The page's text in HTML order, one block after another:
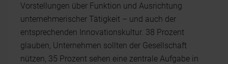
Vorstellungen über Funktion und Ausrichtung
unternehmerischer Tätigkeit – und auch der
entsprechenden Innovationskultur. 38 Prozent
glauben, Unternehmen sollten der Gesellschaft
nützen, 35 Prozent sehen eine zentrale Aufgabe in